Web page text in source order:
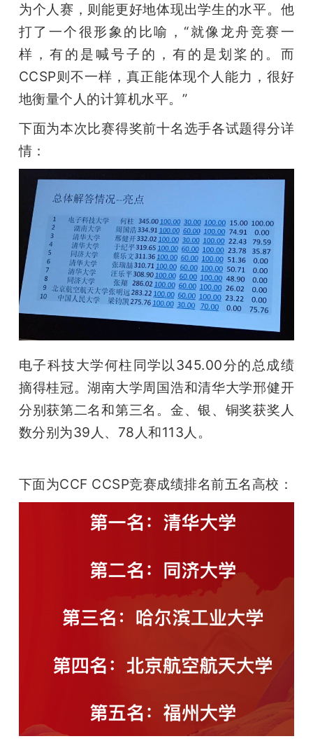
为个人赛，则能更好地体现出学生的水平。他
打了一个很形象的比喻，“就像龙舟竞赛一
样，有的是喊号子的，有的是划桨的。而
CCSP则不一样，真正能体现个人能力，很好
地衡量个人的计算机水平。”
下面为本次比赛得奖前十名选手各试题得分详
情：
电子科技大学何柱同学以345.00分的总成绩
摘得桂冠。湖南大学周国浩和清华大学邢健开
分别获第二名和第三名。金、银、铜奖获奖人
数分别为39人、78人和113人。
下面为CCF CCSP竞赛成绩排名前五名高校：